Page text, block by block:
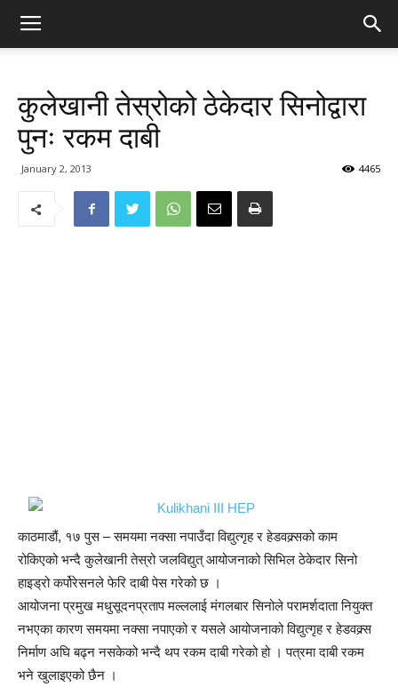
कुलेखानी तेस्रोको ठेकेदार सिनोद्वारा
पुनः रकम दाबी
January 2, 2013 4465
काठमाडौं, १७ पुस – समयमा नक्सा नपाउँदा विद्युत्गृह र हेडवक्र्सको काम
रोकिएको भन्दै कुलेखानी तेस्रो जलविद्युत् आयोजनाको सिभिल ठेकेदार सिनो
हाइड्रो कर्पोरेसनले फेरि दाबी पेस गरेको छ ।
आयोजना प्रमुख मधुसूदनप्रताप मल्ललाई मंगलबार सिनोले परामर्शदाता नियुक्त
नभएका कारण समयमा नक्सा नपाएको र यसले आयोजनाको विद्युत्गृह र हेडवक्र्स
निर्माण अघि बढ्न नसकेको भन्दै थप रकम दाबी गरेको हो । पत्रमा दाबी रकम
भने खुलाइएको छैन ।